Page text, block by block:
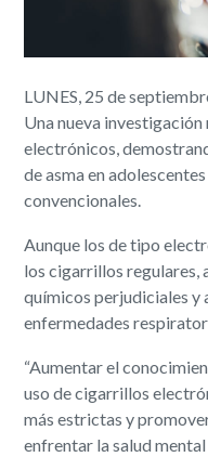
LUNES, 25 de
Una nueva
electrónicos,
de asma en
convencionales.
Aunque los de tipo
los cigarrillos regulares,
químicos perjudiciales y
enfermedades
“Aumentar el
uso de cigarrillos
más estrictas y
enfrentar la salud